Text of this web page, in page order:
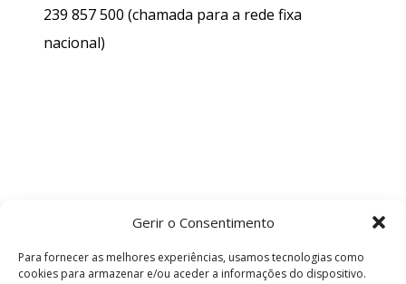
Gerir o Consentimento
Para fornecer as melhores experiências, usamos tecnologias como
cookies para armazenar e/ou aceder a informações do dispositivo.
239 857 500 (chamada para a rede fixa
nacional)